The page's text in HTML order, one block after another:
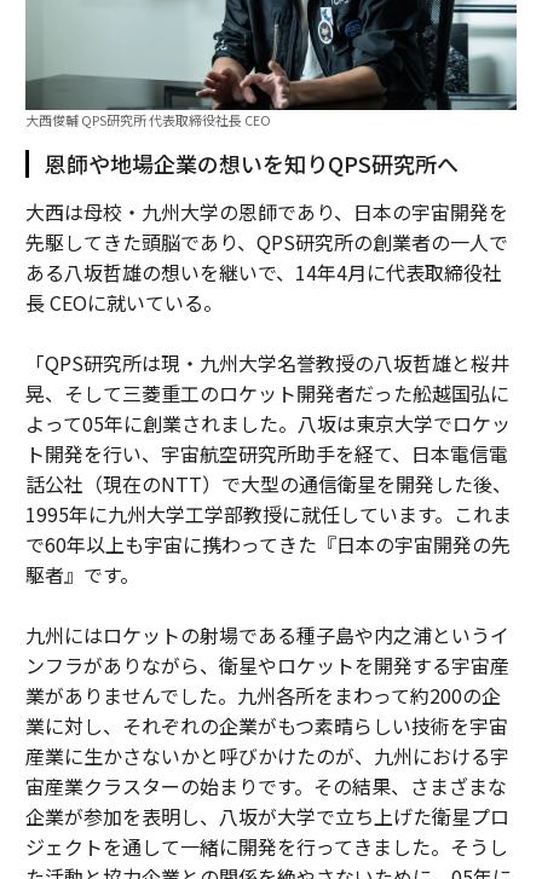
大西俊輔 QPS研究所 代表取締役社長 CEO
恩師や地場企業の想いを知りQPS研究所へ
大西は母校・九州大学の恩師であり、日本の宇宙開発を
先駆してきた頭脳であり、QPS研究所の創業者の一人で
ある八坂哲雄の想いを継いで、14年4月に代表取締役社
長 CEOに就いている。
「QPS研究所は現・九州大学名誉教授の八坂哲雄と桜井
晃、そして三菱重工のロケット開発者だった舩越国弘に
よって05年に創業されました。八坂は東京大学でロケッ
ト開発を行い、宇宙航空研究所助手を経て、日本電信電
話公社（現在のNTT）で大型の通信衛星を開発した後、
1995年に九州大学工学部教授に就任しています。これま
で60年以上も宇宙に携わってきた『日本の宇宙開発の先
駆者』です。
九州にはロケットの射場である種子島や内之浦というイ
ンフラがありながら、衛星やロケットを開発する宇宙産
業がありませんでした。九州各所をまわって約200の企
業に対し、それぞれの企業がもつ素晴らしい技術を宇宙
産業に生かさないかと呼びかけたのが、九州における宇
宙産業クラスターの始まりです。その結果、さまざまな
企業が参加を表明し、八坂が大学で立ち上げた衛星プロ
ジェクトを通して一緒に開発を行ってきました。そうし